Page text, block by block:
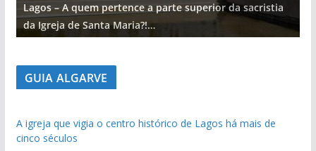
Lagos – A quem pertence a parte superior da sacristia
da Igreja de Santa Maria?!…
GUIA ALGARVE
A igreja que vigia o centro histórico de Lagos há mais de
cinco séculos